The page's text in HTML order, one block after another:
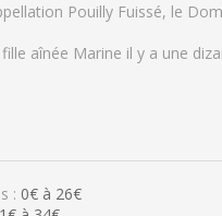
Pouilly Fuissé, le
aînée Marine il y a une
: 0€ à 26€